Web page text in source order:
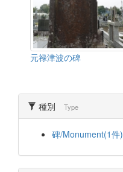
元禄津波の碑
種別 Type
碑/Monument(1件)